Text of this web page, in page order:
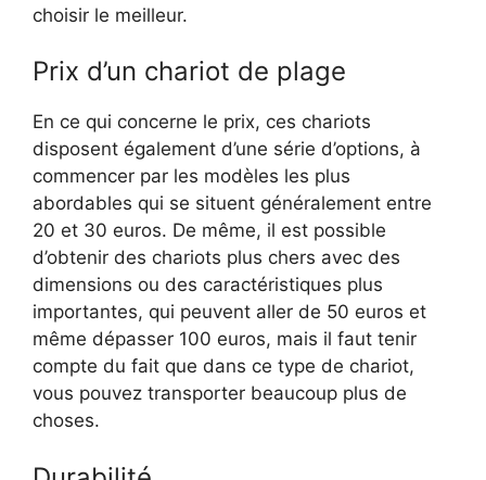
choisir le meilleur.
Prix d’un chariot de plage
En ce qui concerne le prix, ces chariots
disposent également d’une série d’options, à
commencer par les modèles les plus
abordables qui se situent généralement entre
20 et 30 euros. De même, il est possible
d’obtenir des chariots plus chers avec des
dimensions ou des caractéristiques plus
importantes, qui peuvent aller de 50 euros et
même dépasser 100 euros, mais il faut tenir
compte du fait que dans ce type de chariot,
vous pouvez transporter beaucoup plus de
choses.